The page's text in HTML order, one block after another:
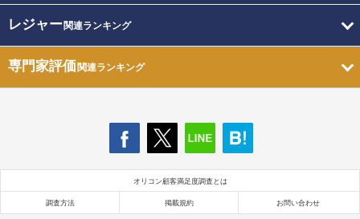
レジャー関連ランキング
専門家評価関連ランキング
オリコン顧客満足度調査とは
調査方法 掲載規約 お問い合わせ